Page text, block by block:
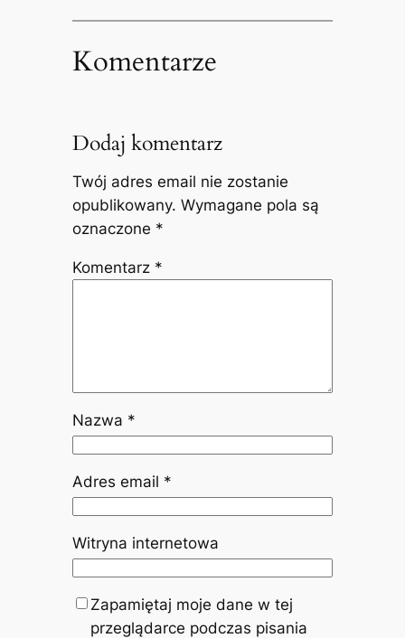
Komentarze
Dodaj komentarz
Twój adres email nie zostanie
opublikowany. Wymagane pola są
oznaczone *
Komentarz *
Nazwa *
Adres email *
Witryna internetowa
Zapamiętaj moje dane w tej
przeglądarce podczas pisania